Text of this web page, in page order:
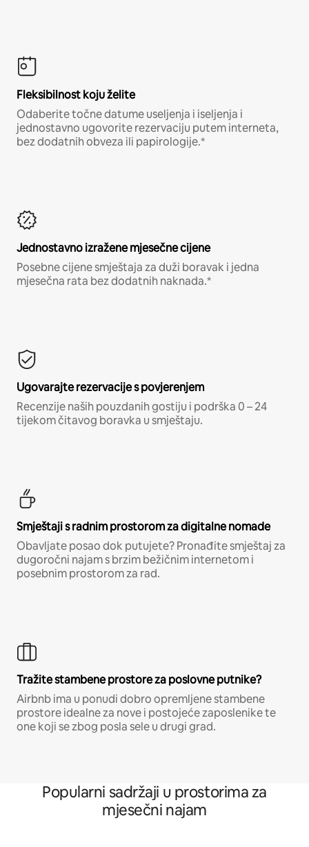
Fleksibilnost koju želite
Odaberite točne datume useljenja i iseljenja i
jednostavno ugovorite rezervaciju putem interneta,
bez dodatnih obveza ili papirologije.*
Jednostavno izražene mjesečne cijene
Posebne cijene smještaja za duži boravak i jedna
mjesečna rata bez dodatnih naknada.*
Ugovarajte rezervacije s povjerenjem
Recenzije naših pouzdanih gostiju i podrška 0 – 24
tijekom čitavog boravka u smještaju.
Smještaji s radnim prostorom za digitalne nomade
Obavljate posao dok putujete? Pronađite smještaj za
dugoročni najam s brzim bežičnim internetom i
posebnim prostorom za rad.
Tražite stambene prostore za poslovne putnike?
Airbnb ima u ponudi dobro opremljene stambene
prostore idealne za nove i postojeće zaposlenike te
one koji se zbog posla sele u drugi grad.
Popularni sadržaji u prostorima za
mjesečni najam